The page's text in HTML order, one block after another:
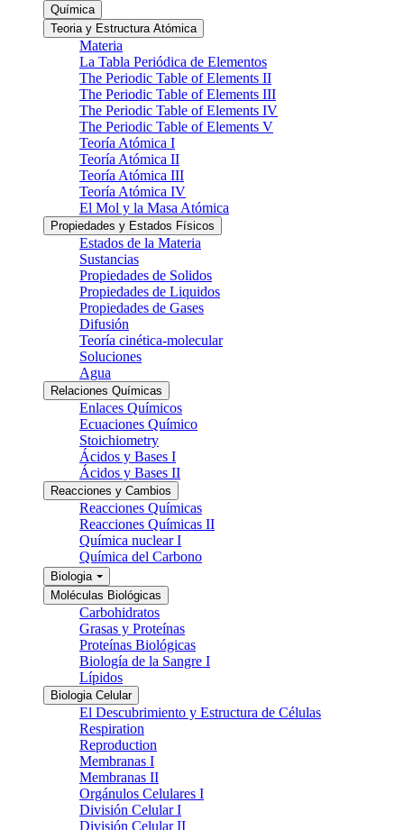
Química
Teoria y Estructura Atómica
Materia
La Tabla Periódica de Elementos
The Periodic Table of Elements II
The Periodic Table of Elements III
The Periodic Table of Elements IV
The Periodic Table of Elements V
Teoría Atómica I
Teoría Atómica II
Teoría Atómica III
Teoría Atómica IV
El Mol y la Masa Atómica
Propiedades y Estados Físicos
Estados de la Materia
Sustancias
Propiedades de Solidos
Propiedades de Liquidos
Propiedades de Gases
Difusión
Teoría cinética-molecular
Soluciones
Agua
Relaciones Químicas
Enlaces Químicos
Ecuaciones Químico
Stoichiometry
Ácidos y Bases I
Ácidos y Bases II
Reacciones y Cambios
Reacciones Químicas
Reacciones Químicas II
Química nuclear I
Química del Carbono
Biologia
Moléculas Biológicas
Carbohidratos
Grasas y Proteínas
Proteínas Biológicas
Biología de la Sangre I
Lípidos
Biologia Celular
El Descubrimiento y Estructura de Células
Respiration
Reproduction
Membranas I
Membranas II
Orgánulos Celulares I
División Celular I
División Celular II